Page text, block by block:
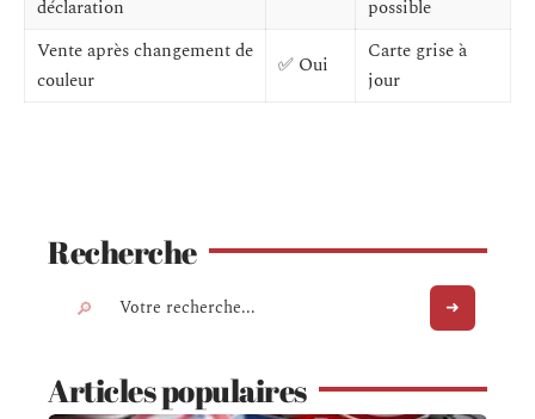
déclaration
possible
Vente après changement de
couleur
✅ Oui
Carte grise à
jour
Recherche
Articles populaires